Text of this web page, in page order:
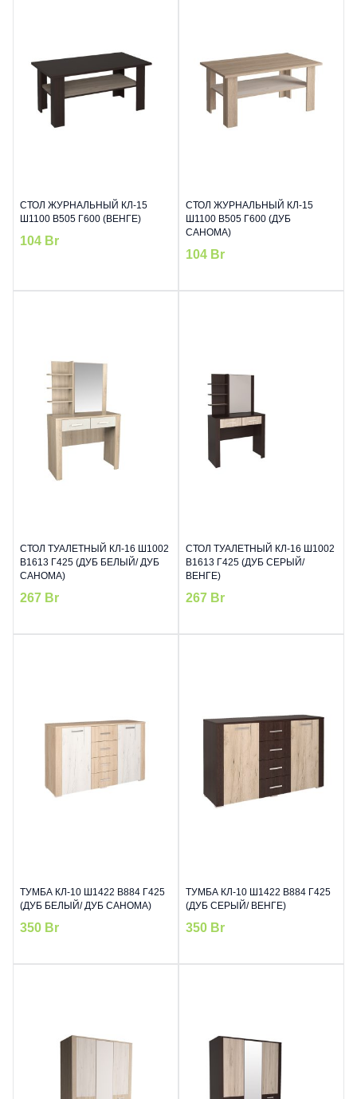
СТОЛ ЖУРНАЛЬНЫЙ КЛ-15
Ш1100 В505 Г600 (ВЕНГЕ)
104 Br
СТОЛ ЖУРНАЛЬНЫЙ КЛ-15
Ш1100 В505 Г600 (ДУБ
САНОМА)
104 Br
СТОЛ ТУАЛЕТНЫЙ КЛ-16 Ш1002
В1613 Г425 (ДУБ БЕЛЫЙ/ ДУБ
САНОМА)
267 Br
СТОЛ ТУАЛЕТНЫЙ КЛ-16 Ш1002
В1613 Г425 (ДУБ СЕРЫЙ/
ВЕНГЕ)
267 Br
ТУМБА КЛ-10 Ш1422 В884 Г425
(ДУБ БЕЛЫЙ/ ДУБ САНОМА)
350 Br
ТУМБА КЛ-10 Ш1422 В884 Г425
(ДУБ СЕРЫЙ/ ВЕНГЕ)
350 Br